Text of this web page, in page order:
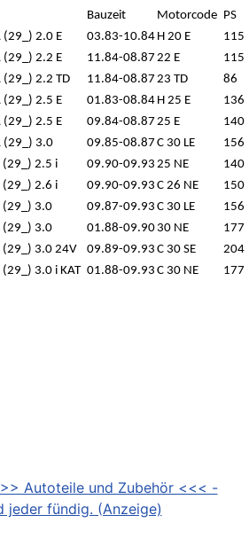
Bauzeit Motorcode PS
(29_) 2.0 E 03.83-10.84 H 20 E
115
(29_) 2.2 E 11.84-08.87 22 E
115
(29_) 2.2 TD 11.84-08.87 23 TD
86
(29_) 2.5 E 01.83-08.84 H 25 E
136
(29_) 2.5 E 09.84-08.87 25 E
140
(29_) 3.0 09.85-08.87 C 30 LE
156
(29_) 2.5 i 09.90-09.93 25 NE
140
(29_) 2.6 i 09.90-09.93 C 26 NE
150
(29_) 3.0 09.87-09.93 C 30 LE
156
(29_) 3.0 01.88-09.90 30 NE
177
(29_) 3.0 24V 09.89-09.93 C 30 SE
204
(29_) 3.0 i KAT 01.88-09.93 C 30 NE 177
Autoteile und Zubehör <<< -
jeder fündig. (Anzeige)